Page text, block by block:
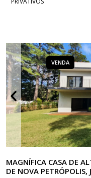
VENDA
MAGNÍFICA CASA DE
DE NOVA PETRÓPOLIS,